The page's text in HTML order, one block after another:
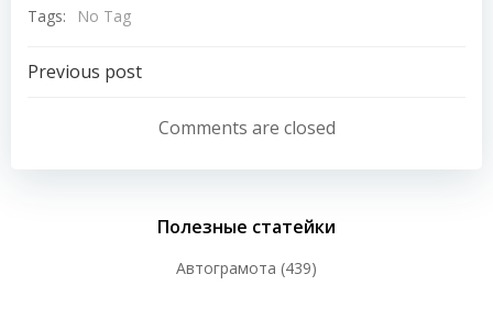
Tags:
No Tag
Навигация
записям
Previous post
Comments are closed
Полезные статейки
Автограмота (439)